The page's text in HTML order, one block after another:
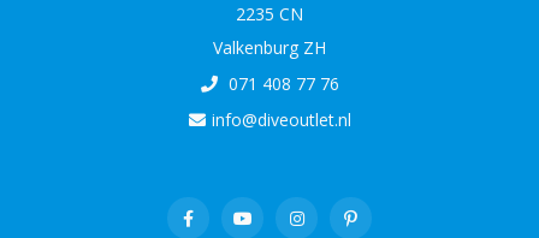
2235 CN
Valkenburg ZH
071 408 77 76
info@diveoutlet.nl